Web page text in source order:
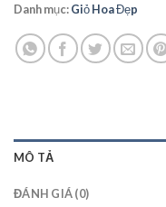
Danh mục:Giỏ Hoa Đẹp
MÔ TẢ
ĐÁNH GIÁ (0)